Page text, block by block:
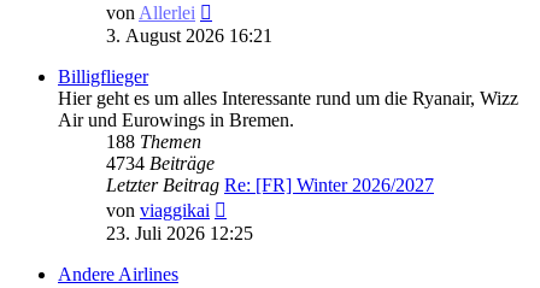
von Allerlei
Beitrag
3. August 2026 16:21
Billigflieger
Hier geht es um alles Interessante rund um die Ryanair, Wizz
Air und Eurowings in Bremen.
188 Themen
4734 Beiträge
Letzter Beitrag Re: [FR] Winter 2026/2027
von viaggikai
Beitrag
23. Juli 2026 12:25
Andere Airlines